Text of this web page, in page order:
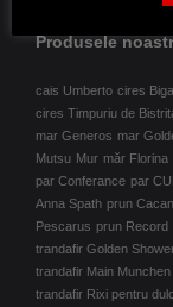
Produsele
cais Umberto cires
cires Timpuriu de
mar Generos mar
Mutsu Mur măr Florina
par Conferance par
Anna Spath prun
Pescarus prun Record
trandafir Golden
trandafir Main Munchen
trandafir Rixi pentru